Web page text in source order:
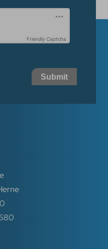
Friendly Captcha
Submit